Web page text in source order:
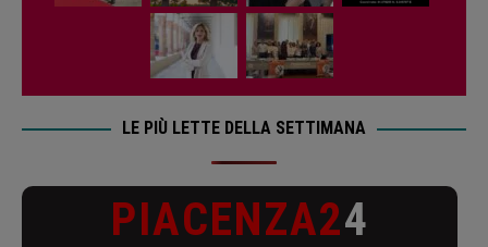
LE PIÙ LETTE DELLA SETTIMANA
PIACENZA24